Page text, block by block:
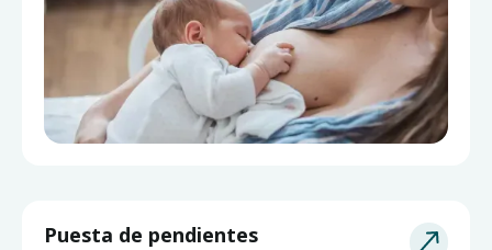
Puesta de pendientes